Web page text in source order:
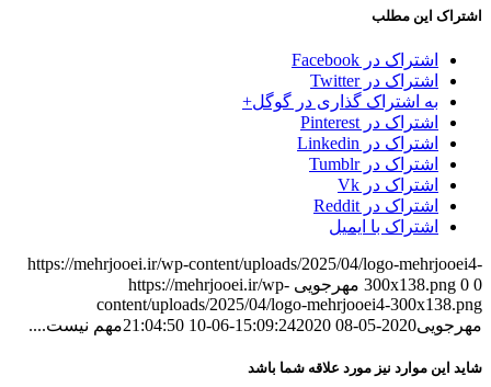
اشتراک این مطلب
اشتراک در Facebook
اشتراک در Twitter
به اشتراک گذاری در گوگل+
اشتراک در Pinterest
اشتراک در Linkedin
اشتراک در Tumblr
اشتراک در Vk
اشتراک در Reddit
اشتراک با ایمیل
https://mehrjooei.ir/wp-content/uploads/2025/04/logo-mehrjooei4-
300x138.png 0 0 مهرجویی https://mehrjooei.ir/wp-
content/uploads/2025/04/logo-mehrjooei4-300x138.png
مهرجویی2020-05-08 15:09:24
2020-06-10 21:04:50 مهم نیست....
شاید این موارد نیز مورد علاقه شما باشد